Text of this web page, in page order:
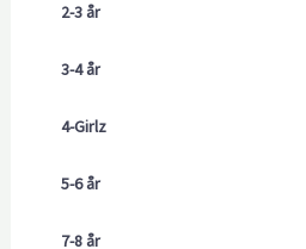
2-3 år
3-4 år
4-Girlz
5-6 år
7-8 år